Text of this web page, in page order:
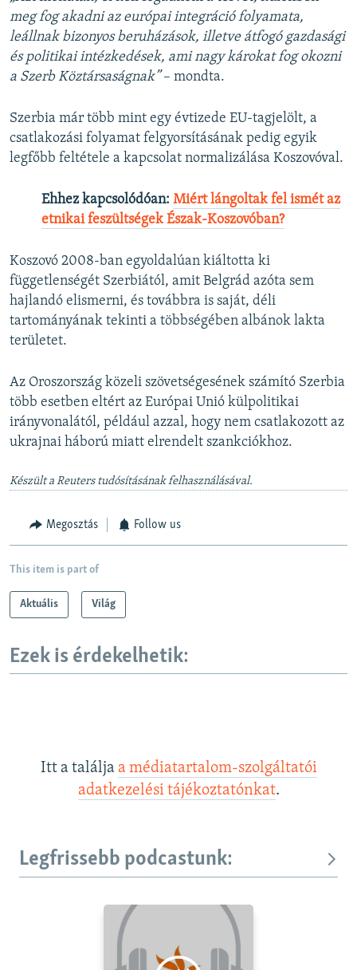
meg fog akadni az európai integráció folyamata,
leállnak bizonyos beruházások, illetve átfogó gazdasági
és politikai intézkedések, ami nagy károkat fog okozni
a Szerb Köztársaságnak”– mondta.
Szerbia már több mint egy évtizede EU-tagjelölt, a
csatlakozási folyamat felgyorsításának pedig egyik
legfőbb feltétele a kapcsolat normalizálása Koszovóval.
Ehhez kapcsolódóan: Miért lángoltak fel ismét az
etnikai feszültségek Észak-Koszovóban?
Koszovó 2008-ban egyoldalúan kiáltotta ki
függetlenségét Szerbiától, amit Belgrád azóta sem
hajlandó elismerni, és továbbra is saját, déli
tartományának tekinti a többségében albánok lakta
területet.
Az Oroszország közeli szövetségesének számító Szerbia
több esetben eltért az Európai Unió külpolitikai
irányvonalától, például azzal, hogy nem csatlakozott az
ukrajnai háború miatt elrendelt szankciókhoz.
Készült a Reuters tudósításának felhasználásával.
Megosztás Follow us
This item is part of
Aktuális Világ
Ezek is érdekelhetik:
Itt a találja a médiatartalom-szolgáltatói
adatkezelési tájékoztatónkat.
Legfrissebb podcastunk: